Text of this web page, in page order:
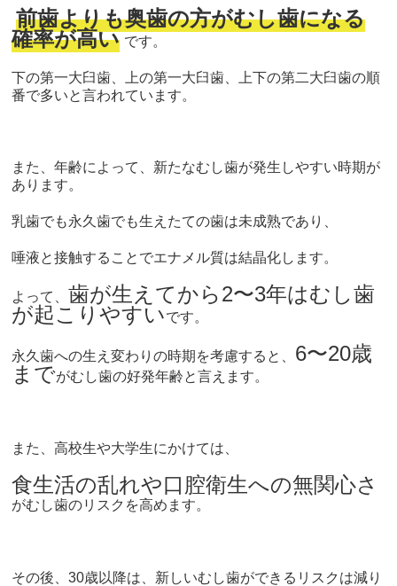
前歯よりも奥歯の方がむし歯になる
確率が高い です。
下の第一大臼歯、上の第一大臼歯、
上下の第二大臼歯の順
番で多いと言われています。
また、年齢によって、新たなむし歯が発生しやすい時期が
あります。
乳歯でも永久歯でも生えたての歯は未成熟であり、
唾液と接触することでエナメル質は結晶化します。
よって、 歯が生えてから2〜3年はむし歯
が起こりやすいです。
永久歯への生え変わりの時期を考慮すると、 6〜20歳
までがむし歯の好発年齢と言えます。
また、高校生や大学生にかけては、
食生活の乱れや口腔衛生への無関心さ
がむし歯のリスクを高めます。
その後、30歳以降は、新しいむし歯ができるリスクは減り